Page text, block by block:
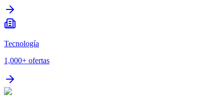
Tecnología
1,000+ ofertas